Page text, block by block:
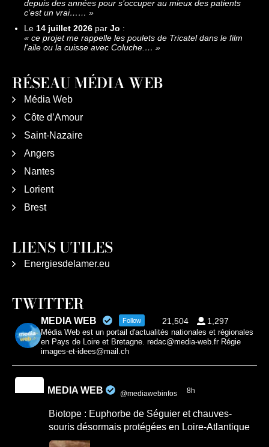
depuis des années pour s’occuper au mieux des patients
c’est un vrai…… »
Le 14 juillet 2026 par Jo :
« ce projet me rappelle les poulets de Tricatel dans le film
l'aile ou la cuisse avec Coluche.… »
RÉSEAU MÉDIA WEB
Média Web
Côte d’Amour
Saint-Nazaire
Angers
Nantes
Lorient
Brest
LIENS UTILES
Energiesdelamer.eu
TWITTER
MEDIA WEB Follow 21,504 1,297
Média Web est un portail d'actualités nationales et régionales
en Pays de Loire et Bretagne. redac@media-web.fr Régie
images-et-idees@mail.ch
MEDIA WEB @mediawebinfos 8h
Biotope : Euphorbe de Séguier et chauves-
souris désormais protégées en Loire-Atlantique